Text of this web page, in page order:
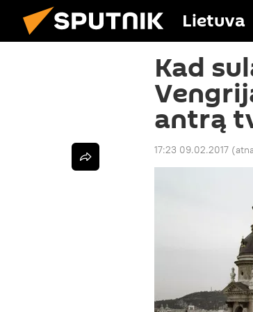
Lietuva
Kad
antrą
17:23 09.02.2017